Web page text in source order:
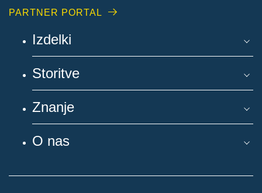
PARTNER PORTAL
Izdelki
Storitve
Znanje
O nas